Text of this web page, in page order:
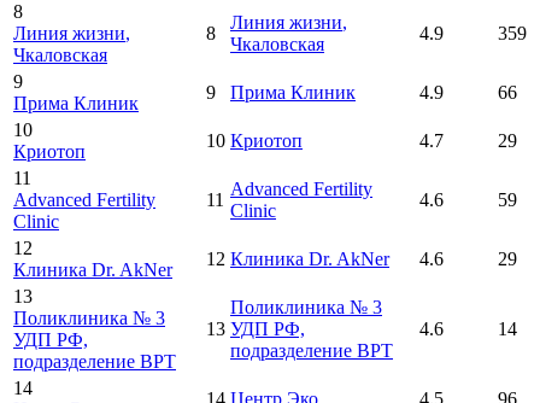
8
Линия жизни,
Чкаловская
8
Линия жизни,
Чкаловская
4.9 359
9
Прима Клиник
9 Прима Клиник 4.9
66
10
Криотоп
10 Криотоп 4.7
29
11
Advanced Fertility
Clinic
11
Advanced Fertility
Clinic
4.6 59
12
Клиника Dr. AkNer
12 Клиника Dr. AkNer 4.6
29
13
Поликлиника № 3
УДП РФ,
подразделение ВРТ
13
Поликлиника № 3
УДП РФ,
подразделение ВРТ
4.6 14
14